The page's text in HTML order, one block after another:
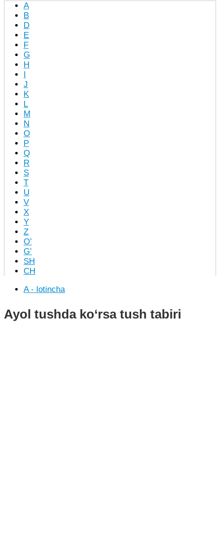
A
B
D
E
F
G
H
I
J
K
L
M
N
O
P
Q
R
S
T
U
V
X
Y
Z
Oʻ
Gʻ
SH
CH
A - lotincha
Ayol tushda ko‘rsa tush tabiri